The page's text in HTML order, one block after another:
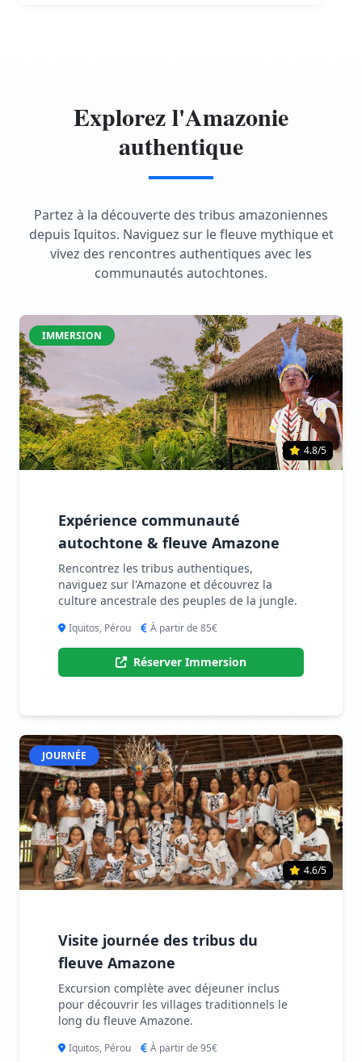
Explorez l'Amazonie
authentique
Partez à la découverte des tribus amazoniennes
depuis Iquitos. Naviguez sur le fleuve mythique et
vivez des rencontres authentiques avec les
communautés autochtones.
IMMERSION
4.8/5
Expérience communauté
autochtone & fleuve Amazone
Rencontrez les tribus authentiques,
naviguez sur l'Amazone et découvrez la
culture ancestrale des peuples de la jungle.
Iquitos, Pérou À partir de 85€
Réserver Immersion
JOURNÉE
4.6/5
Visite journée des tribus du
fleuve Amazone
Excursion complète avec déjeuner inclus
pour découvrir les villages traditionnels le
long du fleuve Amazone.
Iquitos, Pérou À partir de 95€